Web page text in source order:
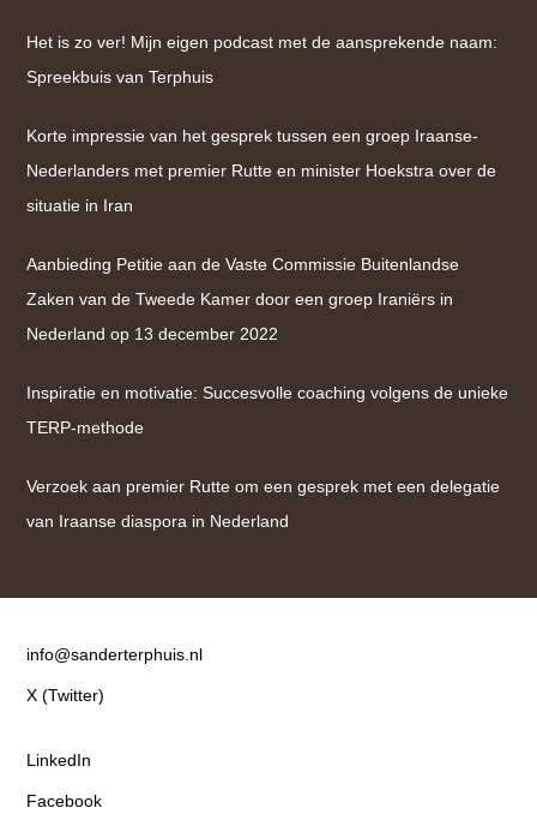
Het is zo ver! Mijn eigen podcast met de aansprekende naam:
Spreekbuis van Terphuis
Korte impressie van het gesprek tussen een groep Iraanse-
Nederlanders met premier Rutte en minister Hoekstra over de
situatie in Iran
Aanbieding Petitie aan de Vaste Commissie Buitenlandse
Zaken van de Tweede Kamer door een groep Iraniërs in
Nederland op 13 december 2022
Inspiratie en motivatie: Succesvolle coaching volgens de unieke
TERP-methode
Verzoek aan premier Rutte om een gesprek met een delegatie
van Iraanse diaspora in Nederland
Contact
info@sanderterphuis.nl
X (Twitter)
LinkedIn
Facebook